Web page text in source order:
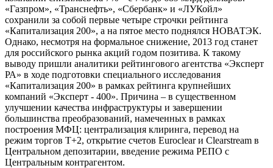
«Газпром», «Транснефть», «Сбербанк» и «ЛУКойл»
сохранили за собой первые четыре строчки рейтинга
«Капитализация 200», а на пятое место поднялся НОВАТЭК.
Однако, несмотря на формальное снижение, 2013 год станет
для российского рынка акций годом позитива. К такому
выводу пришли аналитики рейтингового агентства «Эксперт
РА» в ходе подготовки специального исследования
«Капитализация 200» в рамках рейтинга крупнейших
компаний «Эксперт - 400». Причина – в существенном
улучшении качества инфраструктуры и завершении
большинства преобразований, намеченных в рамках
построения МФЦ: централизация клиринга, перевод на
режим торгов Т+2, открытие счетов Euroclear и Clearstream в
Центральном депозитарии, введение режима РЕПО с
Центральным контрагентом.